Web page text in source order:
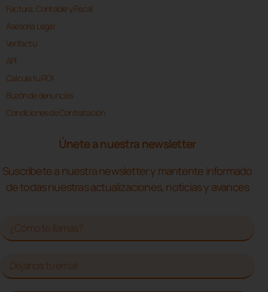
Factura, Contable y Fiscal
Asesoría Legal
Verifactu
API
Calcula tu ROI
Buzón de denuncias
Condiciones de Contratación
Únete a nuestra newsletter
Suscríbete a nuestra newsletter y mantente informado
de todas nuestras actualizaciones, noticias y avances